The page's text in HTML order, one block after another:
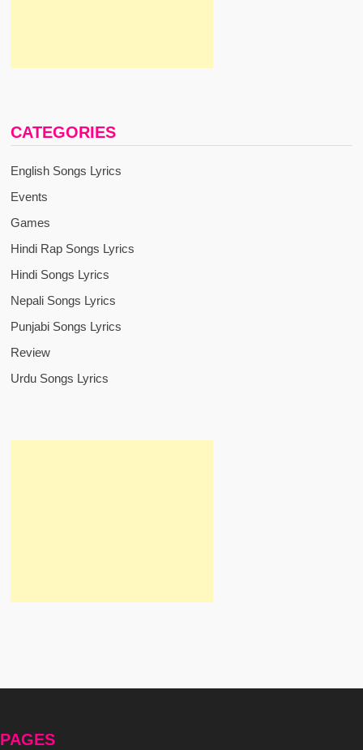
CATEGORIES
English Songs Lyrics
Events
Games
Hindi Rap Songs Lyrics
Hindi Songs Lyrics
Nepali Songs Lyrics
Punjabi Songs Lyrics
Review
Urdu Songs Lyrics
PAGES